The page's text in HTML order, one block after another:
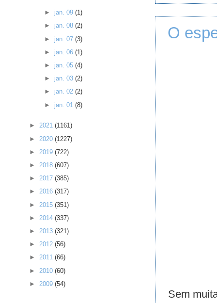
O
Sem
► jan. 09 (1)
► jan. 08 (2)
► jan. 07 (3)
► jan. 06 (1)
► jan. 05 (4)
► jan. 03 (2)
► jan. 02 (2)
► jan. 01 (8)
► 2021 (1161)
► 2020 (1227)
► 2019 (722)
► 2018 (607)
► 2017 (385)
► 2016 (317)
► 2015 (351)
► 2014 (337)
► 2013 (321)
► 2012 (56)
► 2011 (66)
► 2010 (60)
► 2009 (54)